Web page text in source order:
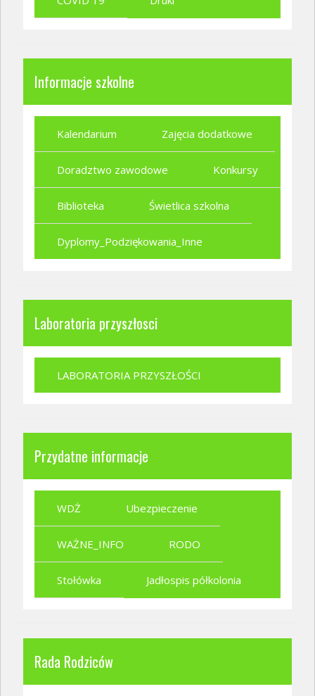
Informacje szkolne
Kalendarium Zajęcia dodatkowe
Doradztwo zawodowe Konkursy
Biblioteka Świetlica szkolna
Dyplomy_Podziękowania_Inne
Laboratoria przyszłosci
LABORATORIA PRZYSZŁOŚCI
Przydatne informacje
WDŻ Ubezpieczenie
WAŻNE_INFO RODO
Stołówka Jadłospis półkolonia
Rada Rodziców